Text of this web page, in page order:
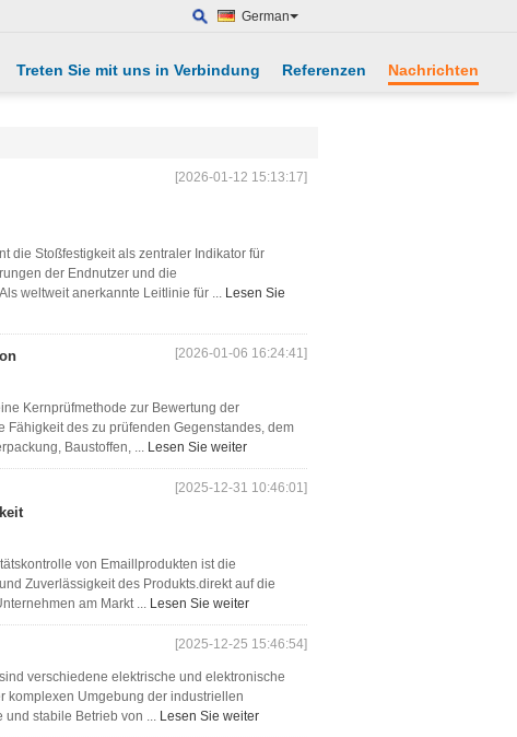
German
Treten Sie mit uns in Verbindung Referenzen Nachrichten
[2026-01-12 15:13:17]
die Stoßfestigkeit als zentraler Indikator für
der Endnutzer und die
weltweit anerkannte Leitlinie für ... Lesen Sie
[2026-01-06 16:24:41]
Kernprüfmethode zur Bewertung der
des zu prüfenden Gegenstandes, dem
Baustoffen, ... Lesen Sie weiter
[2025-12-31 10:46:01]
von Emaillprodukten ist die
Zuverlässigkeit des Produkts.direkt auf die
am Markt ... Lesen Sie weiter
[2025-12-25 15:46:54]
verschiedene elektrische und elektronische
komplexen Umgebung der industriellen
stabile Betrieb von ... Lesen Sie weiter